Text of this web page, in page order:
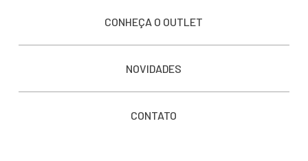
CONHEÇA O OUTLET
NOVIDADES
CONTATO